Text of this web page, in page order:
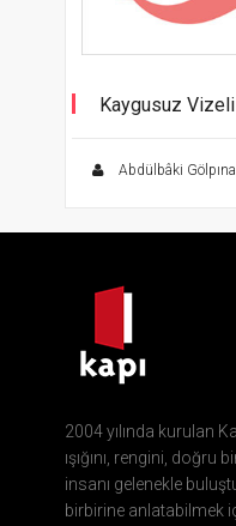
Kaygusuz
Abdülbâki
2004 yılında kurulan
ışığını, rengini,
insanı gelenekle
birbirine anlatabilmek